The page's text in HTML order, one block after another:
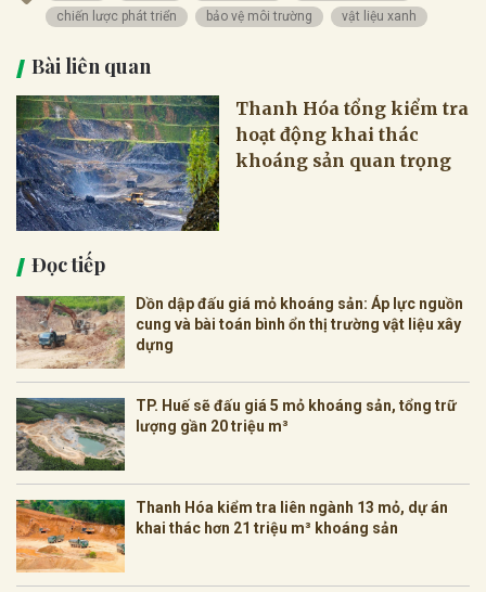
chiến lược phát triển
bảo vệ môi trường vật liệu xanh
Bài liên quan
Thanh Hóa tổng kiểm tra
hoạt động khai thác
khoáng sản quan trọng
Đọc tiếp
Dồn dập đấu giá mỏ khoáng sản: Áp lực nguồn
cung và bài toán bình ổn thị trường vật liệu xây
dựng
TP. Huế sẽ đấu giá 5 mỏ khoáng sản, tổng trữ
lượng gần 20 triệu m³
Thanh Hóa kiểm tra liên ngành 13 mỏ, dự án
khai thác hơn 21 triệu m³ khoáng sản